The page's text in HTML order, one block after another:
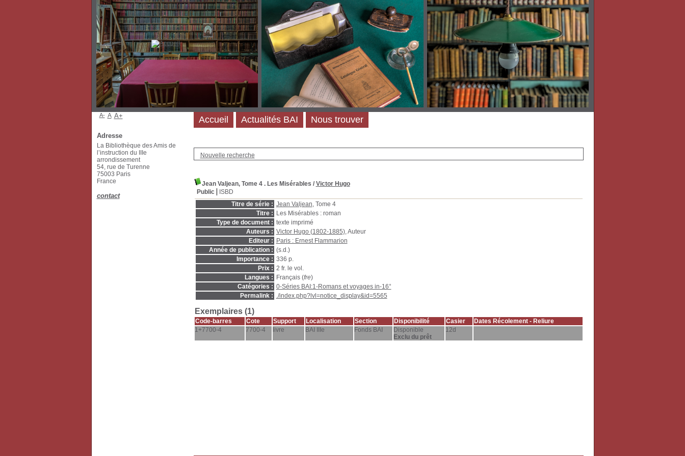
Nouvelle recherche
Jean Valjean, Tome 4 . Les Misérables / Victor Hugo
Public
ISBD
Titre de série : Jean Valjean, Tome 4
Titre :
Les Misérables : roman
Type de document : texte imprimé
Auteurs : Victor Hugo (1802-1885), Auteur
Editeur :
Paris : Ernest Flammarion
Année de publication : (s.d.)
Importance : 336 p.
Prix : 2 fr. le vol.
Langues :
Français (fre)
Catégories : 0-Séries BAI:1-Romans et voyages in-16°
Permalink : ./index.php?lvl=notice_display&id=5565
Exemplaires (1)
Code-barres Cote Support Localisation Section Disponibilité Casier
Dates Récolement - Reliure
1+7700-4
7700-4 livre BAI IIIe Fonds BAI
Disponible
Exclu du prêt
12d
Accueil Actualités BAI Nous trouver
A- A A+
Adresse
La Bibliothèque des Amis de
l’instruction du IIIe
arrondissement
54, rue de Turenne
75003 Paris
France
contact